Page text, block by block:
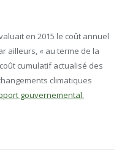
en 2015 le coût annuel
ailleurs, « au terme de la
cumulatif actualisé des
climatiques
gouvernemental.